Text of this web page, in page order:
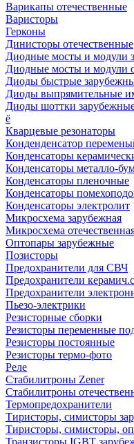
Варикапы отечественные
Варисторы
Герконы
Динисторы отечественные
Диодные мосты и модули
Диодные мосты и модули
Диоды быстрые
Диоды выпрямительные
Диоды шоттки
ё
Кварцевые резонаторы
Конденденсатор
Конденсаторы
Конденсаторы металло-
Конденсаторы пленочные
Конденсаторы
Конденсаторы электролит
Микросхема зарубежная
Микросхема
Оптопары зарубежные
Позисторы
Предохранители для СВЧ
Предохранители
Предохранители
Пьезо-электрики
Резисторные сборки
Резисторы переменные
Резисторы постоянные
Резисторы термо-фото
Реле
Стабилитроны Zener
Стабилитроны
Термопредохранители
Тиристоры, симисторы
Тиристоры, симисторы,
Транзисторы IGBT